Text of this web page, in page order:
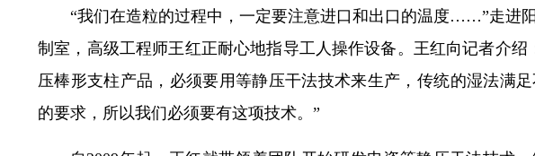
“我们在造粒的过程中，一定要注意进口和出口的温度……”走进
制室，高级工程师王红正耐心地指导工人操作设备。王红向记者介
压棒形支柱产品，必须要用等静压干法技术来生产，传统的湿法满
的要求，所以我们必须要有这项技术。”